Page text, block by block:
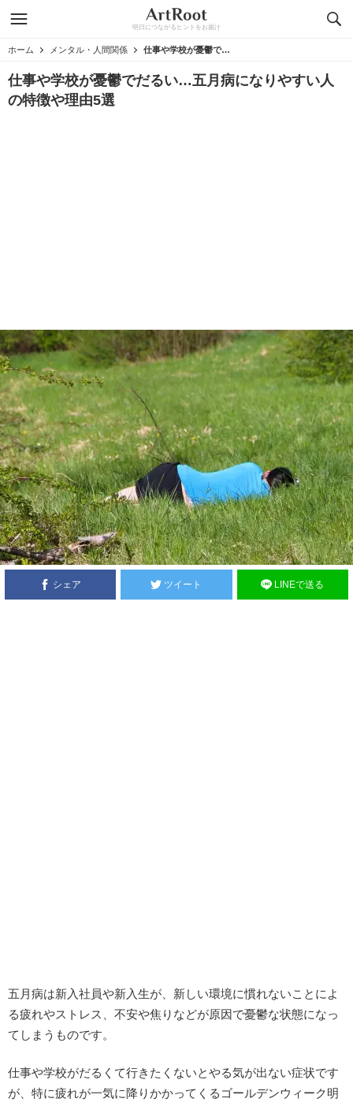
明日につながるヒントをお届け
ホーム メンタル・人間関係 仕事や学校が憂鬱でだるい…五月病になりやすい人の特徴や理由5選
仕事や学校が憂鬱でだるい…五月病になりやすい人
の特徴や理由5選
シェア ツイート LINEで送る
五月病は新入社員や新入生が、新しい環境に慣れないことによ
る疲れやストレス、不安や焦りなどが原因で憂鬱な状態になっ
てしまうものです。
仕事や学校がだるくて行きたくないとやる気が出ない症状です
が、特に疲れが一気に降りかかってくるゴールデンウィーク明